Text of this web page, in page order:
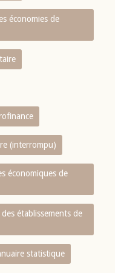
économies de
(interrompu)
économiques de
établissements de
statistique